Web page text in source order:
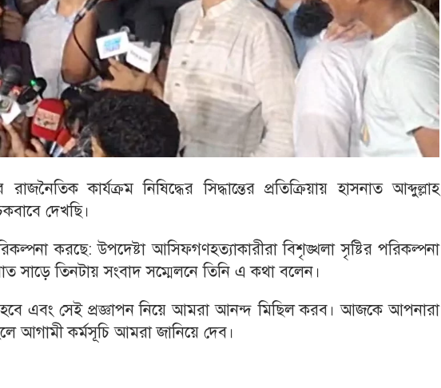
কার্যক্রম নিষিদ্ধের সিদ্ধান্তের প্রতিক্রিয়ায় হাসনাত আব্দুল্লাহ
দেখছি।
করছে: উপদেষ্টা আসিফগণহত্যাকারীরা বিশৃঙ্খলা সৃষ্টির পরিকল্পনা
সাড়ে তিনটায় সংবাদ সম্মেলনে তিনি এ কথা বলেন।
হবে এবং সেই প্রজ্ঞাপন নিয়ে আমরা আনন্দ মিছিল করব। আজকে আপনারা
আগামী কর্মসূচি আমরা জানিয়ে দেব।